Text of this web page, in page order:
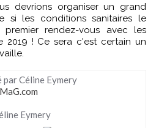
devrions organiser un grand
si les conditions sanitaires le
rendez-vous avec les
2019 ! Ce sera c'est certain un
par Céline Eymery
Eymery